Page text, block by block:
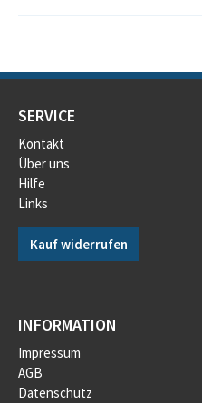
SERVICE
Kontakt
Über uns
Hilfe
Links
Kauf widerrufen
INFORMATION
Impressum
AGB
Datenschutz